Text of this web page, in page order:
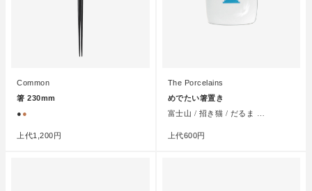
Common
箸 230mm
● ●
上代1,200円
The Porcelains
めでたい箸置き
富士山 / 招き猫 / だるま …
上代600円